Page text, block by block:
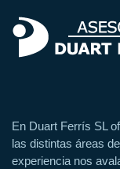
En Duart Ferrís SL
las distintas áreas
experiencia nos